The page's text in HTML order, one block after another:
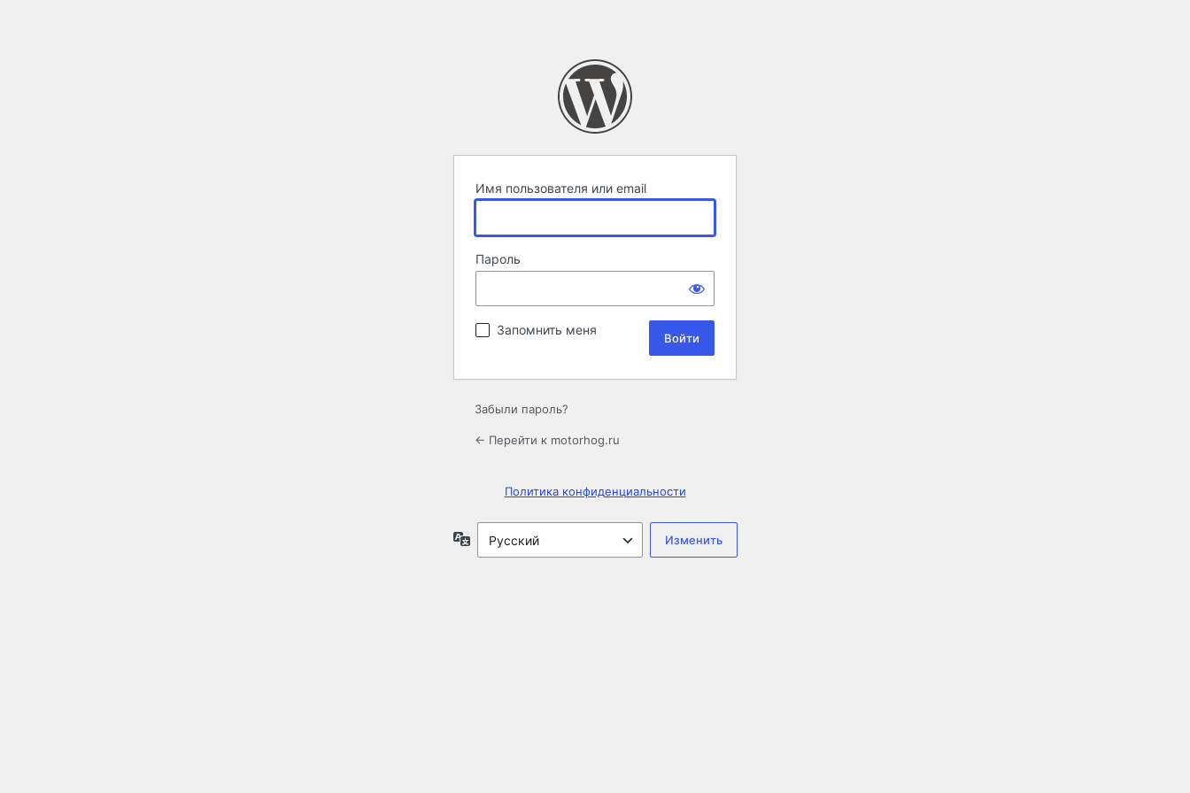
Имя пользователя или email
Пароль
Запомнить меня
Забыли пароль?
← Перейти к motorhog.ru
Политика конфиденциальности
Язык